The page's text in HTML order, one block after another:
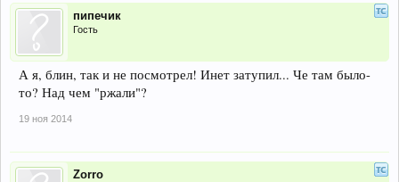
пипечик
Гость
А я, блин, так и не посмотрел! Инет затупил... Че там было-
то? Над чем "ржали"?
19 ноя 2014
Zorro